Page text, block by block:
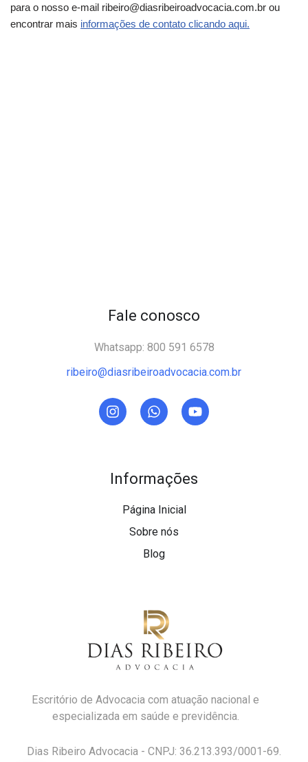
para o nosso e-mail ribeiro@diasribeiroadvocacia.com.br ou
encontrar mais informações de contato clicando aqui.
Escritório de Advocacia com atuação nacional e
especializada em saúde e previdência.
Dias Ribeiro Advocacia - CNPJ: 36.213.393/0001-69.
Informações
Página Inicial
Sobre nós
Blog
Fale conosco
Whatsapp: 800 591 6578
ribeiro@diasribeiroadvocacia.com.br